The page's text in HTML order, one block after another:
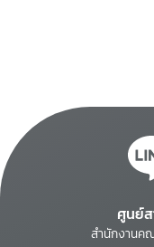
ศูนย์
สำนักงานค